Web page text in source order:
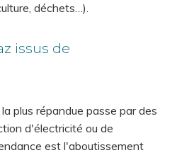
déchets…).
issus de
plus répandue passe par des
d'électricité ou de
est l'aboutissement